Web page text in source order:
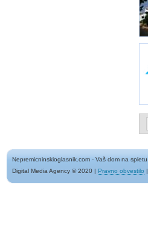
Nepremicninskioglasnik.com - Vaš dom na spletu
Digital Media Agency © 2020 | Pravno obvestilo |